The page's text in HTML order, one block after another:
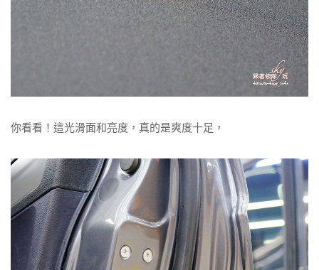
你看看！這光滑面和亮度，真的是爽度十足，